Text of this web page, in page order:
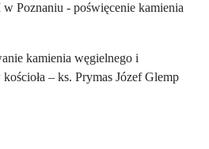
w Poznaniu - poświęcenie kamienia
kamienia węgielnego i
– ks. Prymas Józef Glemp